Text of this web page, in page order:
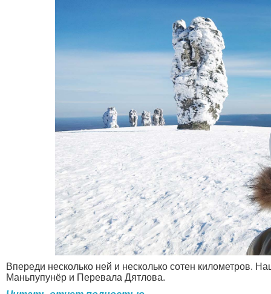
Впереди несколько ней и несколько сотен километров.
Маньпупунёр и Перевала Дятлова.